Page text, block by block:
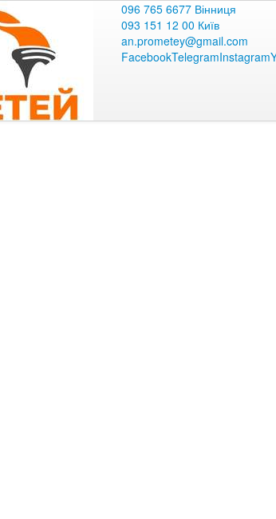
096 765 6677 Вінниця
093 151 12 00 Київ
an.prometey@gmail.com
FacebookTelegramInstagram